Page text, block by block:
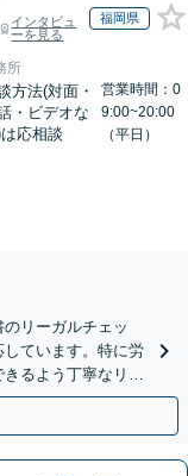
インタビュ
ーを見る
福岡県
所
方法(対面・
・ビデオな
は応相談
営業時間：0
9:00~20:00
（平日）
リーガルチェッ
ています。特に労
るよう丁寧なリー